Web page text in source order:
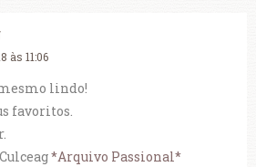
às 11:06
lindo!
favoritos.
*Arquivo Passional*